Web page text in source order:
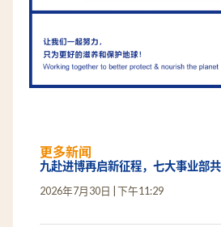
更多新闻
九赴进博再启新征程，七大事业部
2026年7月30日 下午11:29